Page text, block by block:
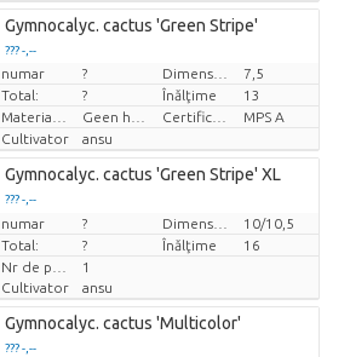
Gymnocalyc. cactus 'Green Stripe'
??? -,--
Pret per bucata
numar ?
7,5
Total:
? Înălţime
13
MPS A
Cultivator
ansu
Gymnocalyc. cactus 'Green Stripe' XL
??? -,--
Pret per bucata
numar ?
10/10,5
Total:
? Înălţime
16
1
Cultivator
ansu
Gymnocalyc. cactus 'Multicolor'
??? -,--